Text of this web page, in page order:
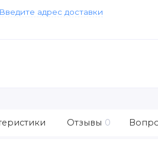
Введите адрес доставки
Отзывы 0